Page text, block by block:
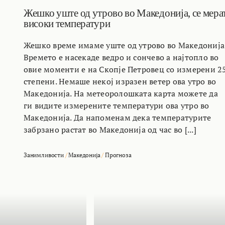
Жешко уште од утрово во Македонија, се
високи температури
Жешко време имаме уште од утрово во
Времето е насекаде ведро и сончево а најтопло во
овие моменти е на Скопје Петровец со измерени
степени. Немаше некој изразен ветер ова утро во
Македонија. На метеоролошката карта можете да
ги видите измерените температури ова утро во
Македонија. Да напоменам дека температурите
забрзано растат во Македонија од час во [...]
Занимливости/Македонија /Прогноза